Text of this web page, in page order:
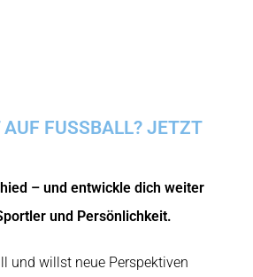
FUSSBALL? JETZT
– und entwickle dich weiter
und Persönlichkeit.
und willst neue Perspektiven